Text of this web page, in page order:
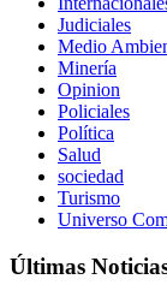
Judiciales
Medio
Minería
Opinion
Policiales
Política
Salud
sociedad
Turismo
Universo
Últimas